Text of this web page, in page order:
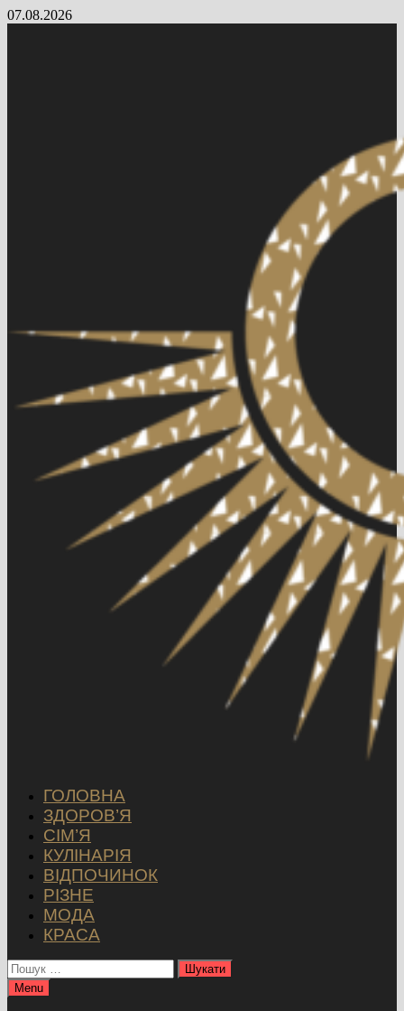
Skip
07.08.2026
ГОЛОВНА
ЗДОРОВ’Я
СІМ’Я
КУЛІНАРІЯ
ВІДПОЧИНОК
РІЗНЕ
МОДА
КРАСА
Пошук:
Menu